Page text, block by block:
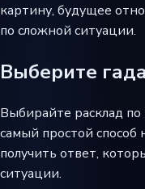
картину, будущее
по сложной ситуации.
Выберите
Выбирайте расклад
самый простой способ
получить ответ,
ситуации.